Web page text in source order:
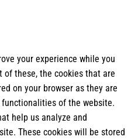
your experience while you
of these, the cookies that are
on your browser as they are
of the website.
help us analyze and
These cookies will be stored